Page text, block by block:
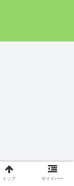
トップ サイドバー